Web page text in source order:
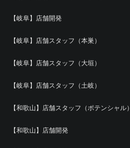
【岐阜】店舗開発
【岐阜】店舗スタッフ（本巣）
【岐阜】店舗スタッフ（大垣）
【岐阜】店舗スタッフ（土岐）
【和歌山】店舗スタッフ（ポテンシャル）
【和歌山】店舗開発